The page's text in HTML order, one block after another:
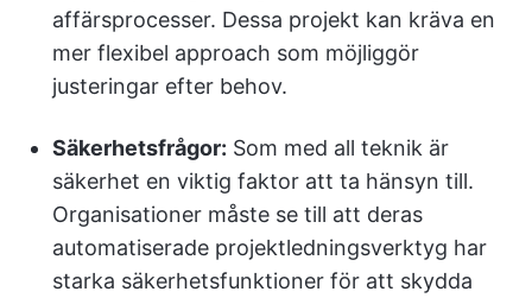
affärsprocesser. Dessa projekt kan kräva en
mer flexibel approach som möjliggör
justeringar efter behov.
Säkerhetsfrågor: Som med all teknik är
säkerhet en viktig faktor att ta hänsyn till.
Organisationer måste se till att deras
automatiserade projektledningsverktyg har
starka säkerhetsfunktioner för att skydda